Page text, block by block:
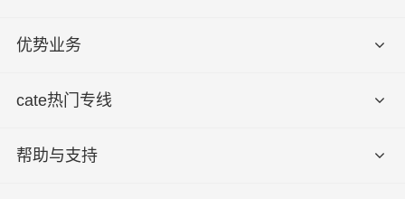
优势业务
cate热门专线
帮助与支持